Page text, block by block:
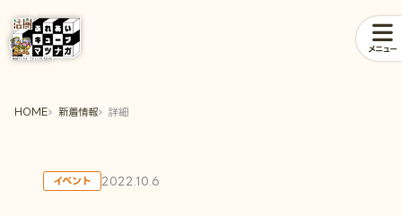
メニュー
HOME 新着情報 詳細
イベント 2022.10.6